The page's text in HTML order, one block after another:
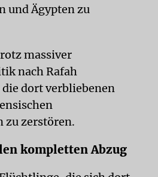
und Ägypten zu
massiver
nach Rafah
dort verbliebenen
zu zerstören.
kompletten Abzug